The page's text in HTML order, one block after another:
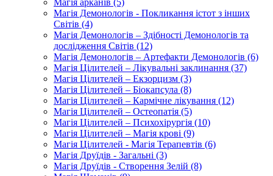
Магія Демонологів - Покликання істот з інших
Світів (4)
Магія Демонологів – Здібності Демонологів та
дослідження Світів (12)
Магія Демонологів – Артефакти Демонологів (6)
Магія Цілителей – Лікувальні заклинання (37)
Магія Цілителей – Екзорцизм (3)
Магія Цілителей – Біокапсула (8)
Магія Цілителей – Кармічне лікування (12)
Магія Цілителей – Остеопатія (5)
Магія Цілителей – Психохірургія (10)
Магія Цілителей – Магія крові (9)
Магія Цілителей - Магія Терапевтів (6)
Магія Друїдів - Загальні (3)
Магія Друїдів - Створення Зелій (8)